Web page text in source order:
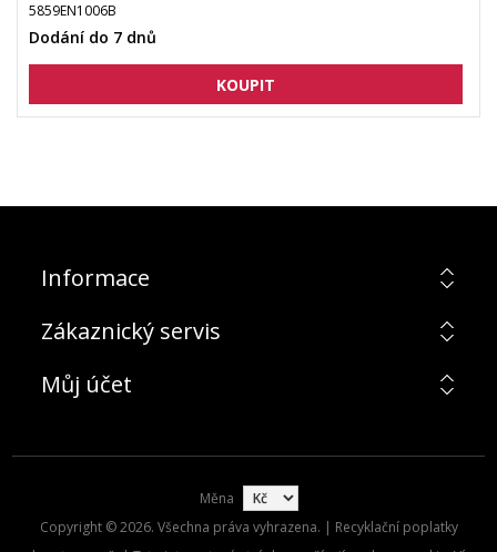
5859EN1006B
Dodání do 7 dnů
Informace
Zákaznický servis
Můj účet
Měna
Copyright © 2026. Všechna práva vyhrazena. | Recyklační poplatky